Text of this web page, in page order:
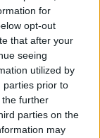
for
opt-out
that after your
seeing
utilized by
parties prior to
further
parties on the
may